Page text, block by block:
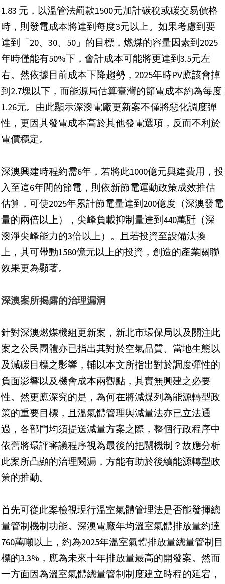
1.83 元，以溫管法罰款1500元加計碳稅或碳交易價格
時，則發電成本將達到每度3元以上。如果考慮到要
達到「20、30、50」的目標，燃煤的容量因素到2025
年時僅能有50%下，會計成本可能將更達到3.5元左
右。然依據目前成本下降趨勢，2025年時PV應該會掉
到2.7塊以下，而能源局估算臺灣的節電成本約為每度
1.26元。由此顯示深澳電廠更新案不僅將惡化調度彈
性，更因其發電成本高於其他發電選項，反而不利於
電價穩定。
深澳興建時程約需6年，若將此1000億元興建費用，投
入至這6年間的節電，則依新節電運動政策成效推估
估算，可使2025年累計節電量達到200億度（深澳發電
量的兩倍以上），尖峰負載抑制量達到440萬瓩（深
澳淨尖峰能力的3倍以上）。且若投資至設備汰換
上，其可帶動1580億元以上的投資，創造的產業關聯
效果更為顯著。
深澳案所揭露的治理漏洞
針對深澳燃煤機組更新案，新北市環保局以及關注此
案之公民團體亦已指出其對於空氣品質、當地生態以
及減碳目標之影響，輔以本文所指出對於調度彈性的
負面影響以及機會成本兩觀點，其實無興建之必要
性。然更應深究的是，為何在將減煤列為能源轉型政
策的重要目標，且溫氣體管理與減量法亦已立法通
過，各部門均須提送減量方案之際，整個行政程序中
依舊將環評審議程序視為最後的把關機制？故應分析
此案所凸顯的治理闕漏，方能有助於後續能源轉型政
策的推動。
首先可從此案檢視現行溫室氣體管理法是否能發揮總
量管制機制功能。深澳電廠年均溫室氣體排放量約達
760萬噸以上，約為2025年溫室氣體排放量總量管制目
標的3.3%，應為未來十年排放量最高的開發案。然而
一方面因為溫室氣體總量管制制度建立時程的延宕，